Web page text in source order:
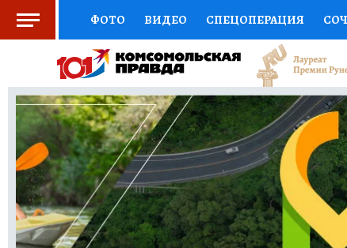
ФОТО ВИДЕО СПЕЦОПЕРАЦИЯ
СОЦПОДДЕРЖКА НАУКА СПОРТ
ВЫБОР ЭКСПЕРТОВ ДОКТОР
КНИЖНАЯ ПОЛКА ПРОГНОЗЫ НА СПОРТ
ПРЕСС-ЦЕНТР НЕДВИЖИМОСТЬ
ВСЕ О КП РАДИО КП ТЕСТЫ НОВОЕ